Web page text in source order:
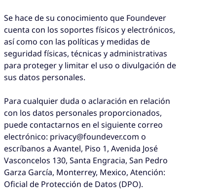
Se hace de su conocimiento que Foundever
cuenta con los soportes físicos y electrónicos,
así como con las políticas y medidas de
seguridad físicas, técnicas y administrativas
para proteger y limitar el uso o divulgación de
sus datos personales.
Para cualquier duda o aclaración en relación
con los datos personales proporcionados,
puede contactarnos en el siguiente correo
electrónico: privacy@foundever.com o
escríbanos a Avantel, Piso 1, Avenida José
Vasconcelos 130, Santa Engracia, San Pedro
Garza García, Monterrey, Mexico, Atención:
Oficial de Protección de Datos (DPO).